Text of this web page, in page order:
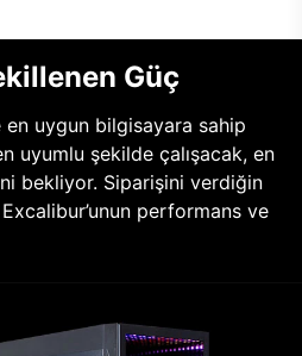
Güç
uygun bilgisayara sahip
uyumlu şekilde çalışacak, en
bekliyor. Siparişini verdiğin
performans ve